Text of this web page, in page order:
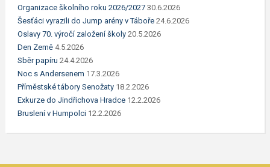
Organizace školního roku 2026/2027 30.6.2026
Šesťáci vyrazili do Jump arény v Táboře 24.6.2026
Oslavy 70. výročí založení školy 20.5.2026
Den Země 4.5.2026
Sběr papíru 24.4.2026
Noc s Andersenem 17.3.2026
Příměstské tábory Senožaty 18.2.2026
Exkurze do Jindřichova Hradce 12.2.2026
Bruslení v Humpolci 12.2.2026